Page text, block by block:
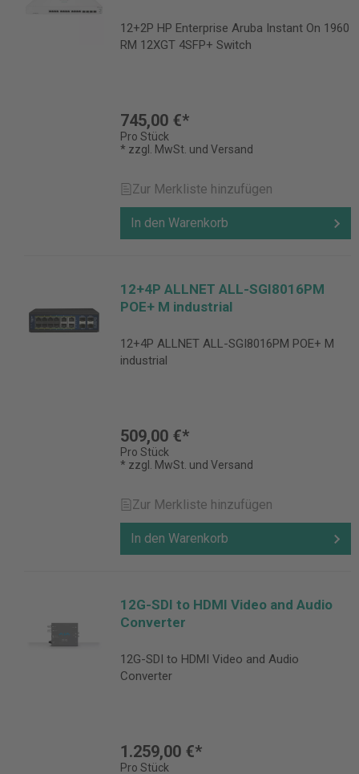
12+2P HP Enterprise Aruba Instant On 1960
RM 12XGT 4SFP+ Switch
745,00 €*
Pro Stück
* zzgl. MwSt. und Versand
Zur Merkliste hinzufügen
In den Warenkorb
12+4P ALLNET ALL-SGI8016PM
POE+ M industrial
12+4P ALLNET ALL-SGI8016PM POE+ M
industrial
509,00 €*
Pro Stück
* zzgl. MwSt. und Versand
Zur Merkliste hinzufügen
In den Warenkorb
12G-SDI to HDMI Video and Audio
Converter
12G-SDI to HDMI Video and Audio
Converter
1.259,00 €*
Pro Stück